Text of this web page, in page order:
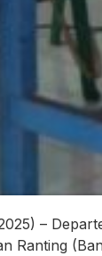
–
Ranting